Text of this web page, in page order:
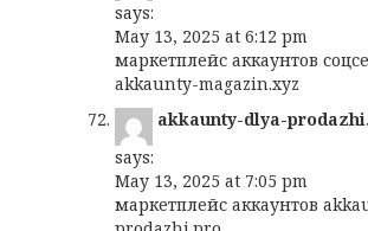
says:
May 13, 2025 at 6:12 pm
маркетплейс аккаунтов
akkaunty-magazin.xyz
akkaunty-dlya-
says:
May 13, 2025 at 7:05 pm
маркетплейс аккаунтов